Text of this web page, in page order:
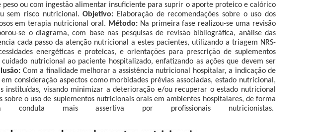
peso ou com ingestão alimentar insuficiente para suprir o aporte proteico e calórico
sem risco nutricional.Objetivo: Elaboração de recomendações sobre o uso dos
em terapia nutricional oral. Método:Na primeira fase realizou-se uma revisão
se o diagrama, com base nas pesquisas de revisão bibliográfica, análise das
cada passo da atenção nutricional a estes pacientes, utilizando a triagem NRS-
energéticas e proteicas, e orientações para prescrição de suplementos
nutricional ao paciente hospitalizado, enfatizando as ações que devem ser
Com a finalidade melhorar a assistência nutricional hospitalar, a indicação de
consideração aspectos como morbidades prévias associadas, estado nutricional,
visando minimizar a deterioração e/ou recuperar o estado nutricional
o uso de suplementos nutricionais orais em ambientes hospitalares, de forma
mais assertiva por profissionais nutricionistas.